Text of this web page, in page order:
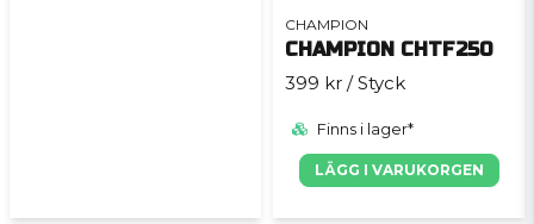
CHAMPION
CHAMPION CHTF250
399 kr / Styck
Finns i lager*
LÄGG I VARUKORGEN